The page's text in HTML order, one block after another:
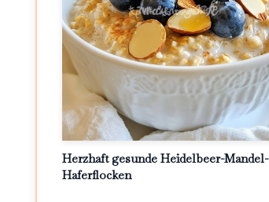
Herzhaft gesunde Heidelbeer-Mandel-
Haferflocken